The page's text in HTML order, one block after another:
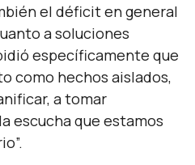
el déficit en general
a soluciones
específicamente que
como hechos aislados,
a tomar
escucha que estamos
”.